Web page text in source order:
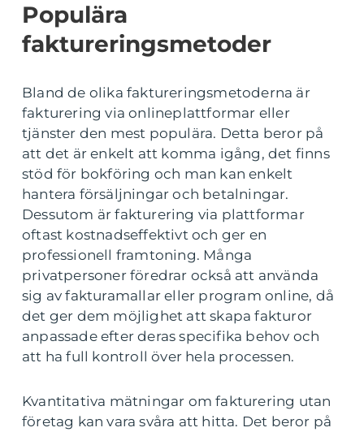
Populära
faktureringsmetoder
Bland de olika faktureringsmetoderna är
fakturering via onlineplattformar eller
tjänster den mest populära. Detta beror på
att det är enkelt att komma igång, det finns
stöd för bokföring och man kan enkelt
hantera försäljningar och betalningar.
Dessutom är fakturering via plattformar
oftast kostnadseffektivt och ger en
professionell framtoning. Många
privatpersoner föredrar också att använda
sig av fakturamallar eller program online, då
det ger dem möjlighet att skapa fakturor
anpassade efter deras specifika behov och
att ha full kontroll över hela processen.
Kvantitativa mätningar om fakturering utan
företag kan vara svåra att hitta. Det beror på